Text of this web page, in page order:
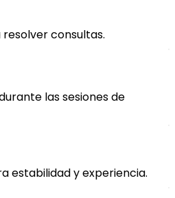
consultas.
las sesiones de
estabilidad y experiencia.